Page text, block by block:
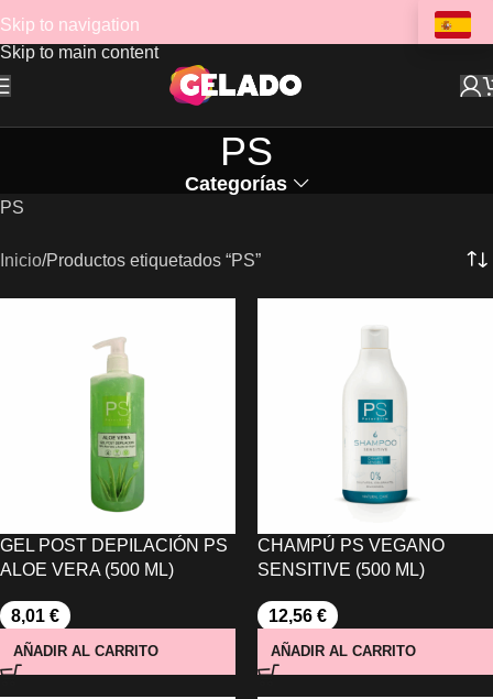
Skip to navigation
Skip to main content
PS
Categorías
PS
Inicio Productos etiquetados “PS”
GEL POST DEPILACIÓN PS
ALOE VERA (500 ML)
8,01 €
AÑADIR AL CARRITO
CHAMPÚ PS VEGANO
SENSITIVE (500 ML)
12,56 €
AÑADIR AL CARRITO